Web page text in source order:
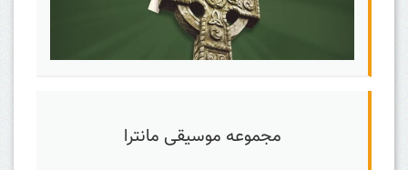
مجموعه موسیقی مانترا